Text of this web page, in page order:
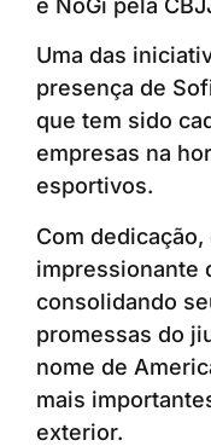
e NoGi pela
Uma das
presença de
que tem sido
empresas na
esportivos.
Com
impressionante
consolidando
promessas do
nome de
mais
exterior.